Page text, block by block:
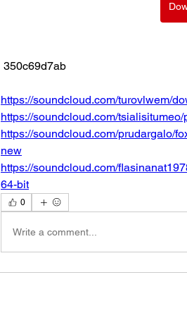
350c69d7ab
https://soundcloud.com/turovlwem/
https://soundcloud.com/
https://soundcloud.com/prudargalo/
new
https://soundcloud.com/
64-bit
0
Write a comment...